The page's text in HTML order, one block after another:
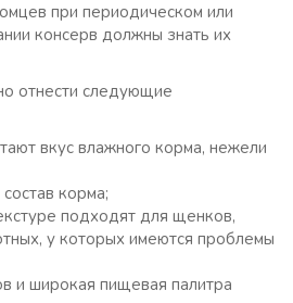
при периодическом или
консерв должны знать их
отнести следующие
вкус влажного корма, нежели
корма;
подходят для щенков,
у которых имеются проблемы
и широкая пищевая палитра